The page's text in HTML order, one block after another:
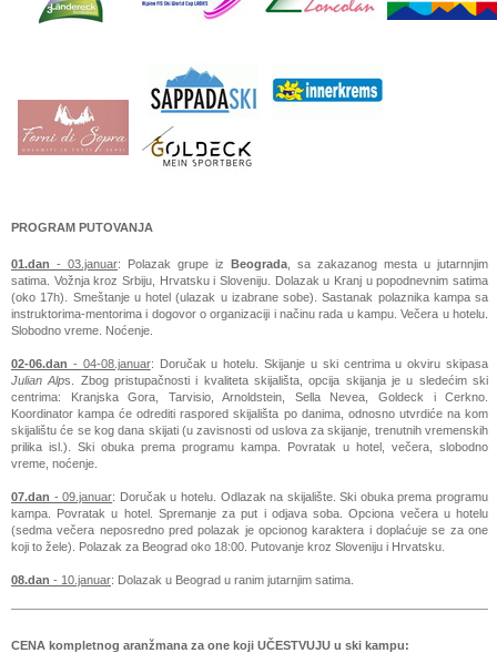
PROGRAM PUTOVANJA
01.dan -03.januar: Polazak grupe izBeograda , sa zakazanog mesta u jutarnnjim
satima. Vožnja kroz Srbiju, Hrvatsku i Sloveniju. Dolazak u Kranj u popodnevnim satima
(oko 17h). Smeštanje u hotel (ulazak u izabrane sobe). Sastanak polaznika kampa sa
instruktorima-mentorima i dogovor o organizaciji i načinu rada u kampu. Večera u hotelu.
Slobodno vreme. Noćenje.
02-06.dan - 04-08.januar: Doručak u hotelu. Skijanje u ski centrima u okviru skipasa
Julian Alps. Zbog pristupačnosti i kvaliteta skijališta, opcija skijanja je u sledećim ski
centrima: Kranjska Gora, Tarvisio, Arnoldstein, Sella Nevea, Goldeck i Cerkno.
Koordinator kampa će odrediti raspored skijališta po danima, odnosno utvrdiće na kom
skijalištu će se kog dana skijati (u zavisnosti od uslova za skijanje, trenutnih vremenskih
prilika isl.). Ski obuka prema programu kampa. Povratak u hotel, večera, slobodno
vreme, noćenje.
07.dan -09.januar: Doručak u hotelu. Odlazak na skijalište. Ski obuka prema programu
kampa. Povratak u hotel. Spremanje za put i odjava soba. Opciona večera u hotelu
(sedma večera neposredno pred polazak je opcionog karaktera i doplaćuje se za one
koji to žele). Polazak za Beograd oko 18:00. Putovanje kroz Sloveniju i Hrvatsku.
08.dan - 10.januar: Dolazak u Beograd u ranim jutarnjim satima.
CENA kompletnog aranžmana za one koji UČESTVUJU u ski kampu: